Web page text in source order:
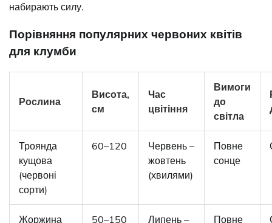
набирають силу.
Порівняння популярних червоних квітів
для клумби
Рослина
Висота,
см
Час
цвітіння
Вимоги
до
світла
Троянда
кущова
(червоні
сорти)
60–120
Червень –
жовтень
(хвилями)
Повне
сонце
Жоржина 50–150 Липень – Повне